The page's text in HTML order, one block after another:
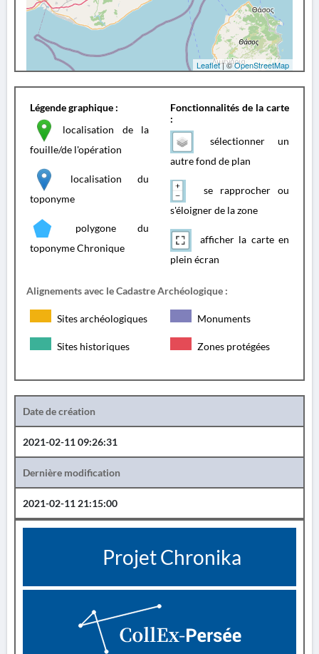
Leaflet| ©OpenStreetMap
Légende graphique :
localisation de la
fouille/de l'opération
localisation du
toponyme
polygone du
toponyme Chronique
Fonctionnalités de la carte
:
sélectionner un
autre fond de plan
se rapprocher ou
s'éloigner de la zone
afficher la carte en
plein écran
Alignements avec le Cadastre Archéologique :
Sites archéologiques Monuments
Sites historiques Zones protégées
Date de création
2021-02-11 09:26:31
Dernière modification
2021-02-11 21:15:00
Projet Chronika